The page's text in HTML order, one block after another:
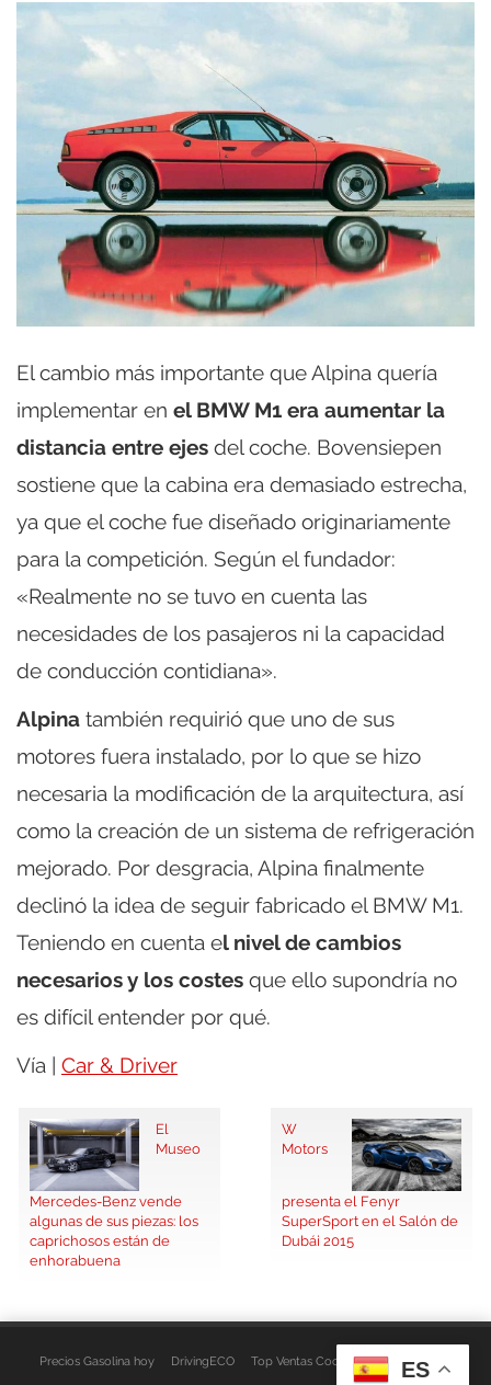
El cambio más importante que Alpina quería
implementar en el BMW M1 era aumentar la
distancia entre ejes del coche. Bovensiepen
sostiene que la cabina era demasiado estrecha,
ya que el coche fue diseñado originariamente
para la competición. Según el fundador:
«Realmente no se tuvo en cuenta las
necesidades de los pasajeros ni la capacidad
de conducción contidiana».
Alpina también requirió que uno de sus
motores fuera instalado, por lo que se hizo
necesaria la modificación de la arquitectura, así
como la creación de un sistema de refrigeración
mejorado. Por desgracia, Alpina finalmente
declinó la idea de seguir fabricado el BMW M1.
Teniendo en cuenta el nivel de cambios
necesarios y los costes que ello supondría no
es difícil entender por qué.
Vía | Car & Driver
El
Museo
Mercedes-Benz vende
algunas de sus piezas: los
caprichosos están de
enhorabuena
W
Motors
presenta el Fenyr
SuperSport en el Salón de
Dubái 2015
Precios Gasolina hoy DrivingECO Top Ventas Coches EspacioFurgo
ES